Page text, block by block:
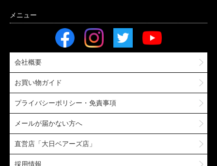
会社概要
お買い物ガイド
プライバシーポリシー・免責事項
メールが届かない方へ
直営店「大日ベアーズ店」
採用情報